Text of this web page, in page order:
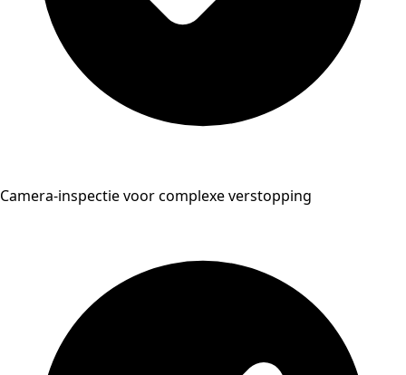
Camera-inspectie voor complexe verstopping